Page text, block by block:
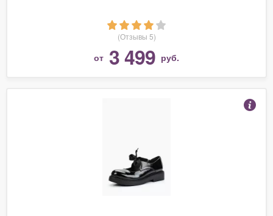
(Отзывы 5)
от 3 499 руб.